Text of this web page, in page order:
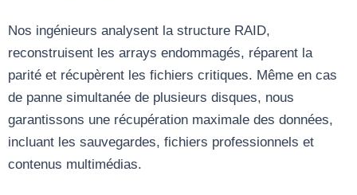
Nos ingénieurs analysent la structure RAID,
reconstruisent les arrays endommagés, réparent la
parité et récupèrent les fichiers critiques. Même en cas
de panne simultanée de plusieurs disques, nous
garantissons une récupération maximale des données,
incluant les sauvegardes, fichiers professionnels et
contenus multimédias.